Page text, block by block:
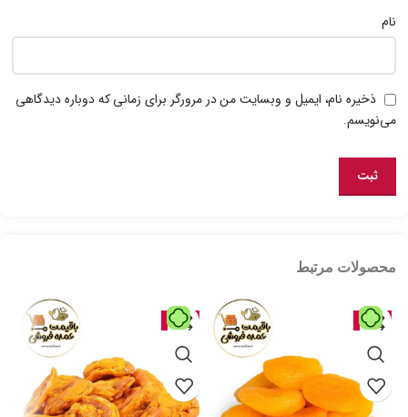
نام
ذخیره نام، ایمیل و وبسایت من در مرورگر برای زمانی که دوباره دیدگاهی
می‌نویسم.
محصولات مرتبط
حراج حراج